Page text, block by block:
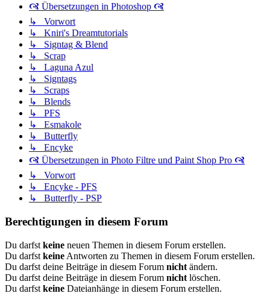
🙧 Übersetzungen in Photoshop 🙧
↳ Vorwort
↳ Kniri's Dreamtutorials
↳ Signtag & Blend
↳ Scrap
↳ Laguna Azul
↳ Signtags
↳ Scraps
↳ Blends
↳ PFS
↳ Esmakole
↳ Butterfly
↳ Encyke
🙧 Übersetzungen in Photo Filtre und Paint Shop Pro 🙧
↳ Vorwort
↳ Encyke - PFS
↳ Butterfly - PSP
Berechtigungen in diesem Forum
Du darfst keine neuen Themen in diesem Forum erstellen.
Du darfst keine Antworten zu Themen in diesem Forum erstellen.
Du darfst deine Beiträge in diesem Forum nicht ändern.
Du darfst deine Beiträge in diesem Forum nicht löschen.
Du darfst keine Dateianhänge in diesem Forum erstellen.